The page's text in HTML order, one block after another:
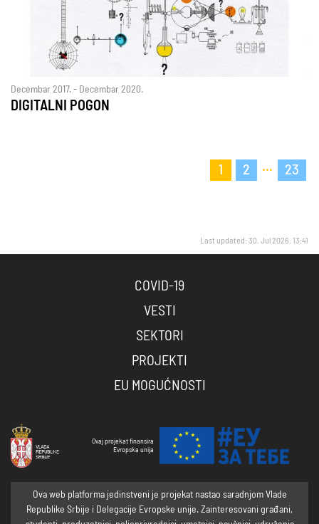
Decembar 2017. - Decembar 2020.
DIGITALNI POGON
1 2 ... 23
Last updated: 30. Jul 2026. 13:41
COVID-19
VESTI
SEKTORI
PROJEKTI
EU MOGUĆNOSTI
Ovaj projekat finansira
Evropska unija
Ova web platforma jedinstveni je projekat nastao saradnjom Vlade
Republike Srbije i Delegacije Evropske unije. Zainteresovani građani,